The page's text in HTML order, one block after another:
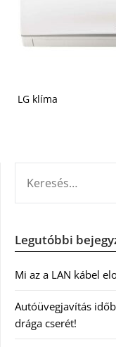
LG klíma
Legutóbbi
Mi az a LAN kábel
Autóüvegjavítás
drága cserét!